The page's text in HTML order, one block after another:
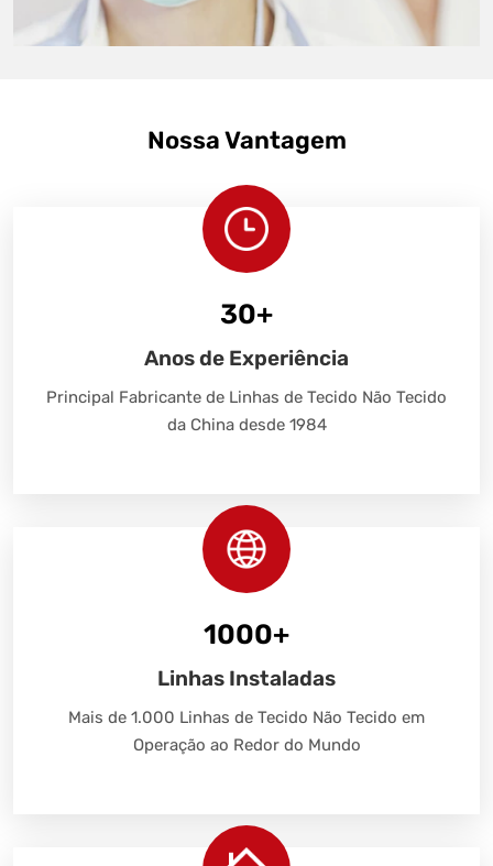
Nossa Vantagem
30+
Anos de Experiência
Principal Fabricante de Linhas de Tecido Não Tecido
da China desde 1984
1000+
Linhas Instaladas
Mais de 1.000 Linhas de Tecido Não Tecido em
Operação ao Redor do Mundo